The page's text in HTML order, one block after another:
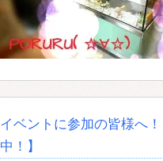
イベントに参加の皆様へ
中！】